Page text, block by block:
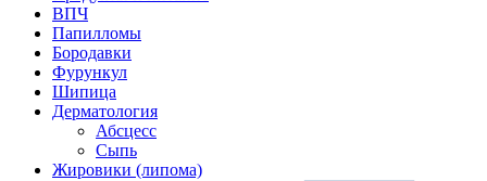
ВПЧ
Папилломы
Бородавки
Фурункул
Шипица
Дерматология
Абсцесс
Сыпь
Жировики (липома)